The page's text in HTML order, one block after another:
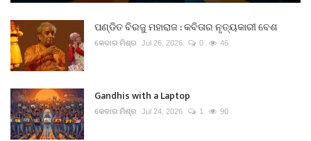
ପଣ୍ଡିତ ବିରଜୁ ମହାରାଜ : କବିତାର ନୃତ୍ୟକାରୀ ବେଶ
କେଦାର ମିଶ୍ର Jul 26, 2026 0 46
Gandhis with a Laptop
କେଦାର ମିଶ୍ର Jul 24, 2026 1 90